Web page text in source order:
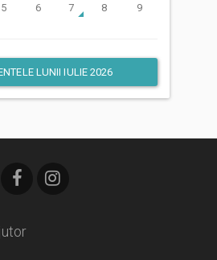
5 6 7 8 9
LUNII IULIE 2026